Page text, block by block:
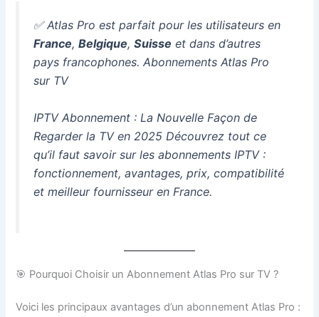
✅ Atlas Pro est parfait pour les utilisateurs en
France,Belgique,Suisse et dans d’autres
pays francophones. Abonnements Atlas Pro
sur TV
IPTV Abonnement : La Nouvelle Façon de
Regarder la TV en 2025 Découvrez tout ce
qu’il faut savoir sur les abonnements IPTV :
fonctionnement, avantages, prix, compatibilité
et meilleur fournisseur en France.
🎯 Pourquoi Choisir un Abonnement Atlas Pro sur TV ?
Voici les principaux avantages d’un abonnement Atlas Pro :